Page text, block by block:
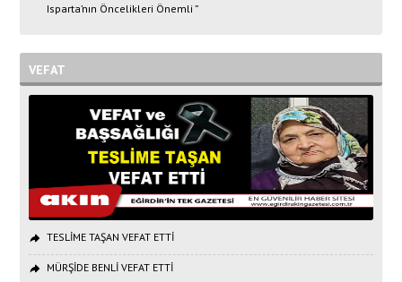
Isparta’nın Öncelikleri Önemli ”
VEFAT
TESLİME TAŞAN VEFAT ETTİ
MÜRŞİDE BENLİ VEFAT ETTİ